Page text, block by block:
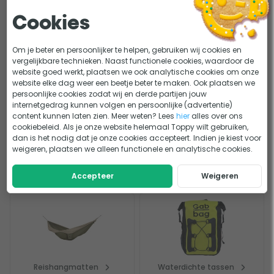
aan allebei de zijkanten een opening voor een waterfles,
zodat je altijd even een slokje water neemt. Daarnaast zijn
de heupbanden voorzien van zakjes waar je kleine spullen
in kwijt kan zoals je telefoon, zonnebrand, lippenbalsem en
kleingeld. Handig!
Volgorde van aantrekken
De Osprey Rook rugzak heeft heel veel bandjes. Met de
compressiebanden krijg je allereerst alle lege plekken weg
en maak je de rugzak eenvoudig stabiel en passend.
Daarnaast zijn er ook nog andere bandjes. Maar hoe trek je
deze op de goede manier aan? Maak als eerst de
heupband dicht en trek ‘m aan. Daarna trek je je
schouderband en de loadlifter aan. Doordat je de rugzak in
deze volgorde aantrekt, voel je de rugzak vooral op je
heupen en minder op je schouders. Laat het avontuur
Bekijk alle specificaties
Handleiding en documenten
Handleiding Osprey Rook/Renn rugzakserie
Lastig kiezen?
ADVIES Wat je moet weten over een waterdichte rugzak
Dit bekeken anderen
Reishangmatten Waterdichte tassen
Cookies
Om je beter en persoonlijker te helpen, gebruiken wij cookies en
vergelijkbare technieken. Naast functionele cookies, waardoor de
website goed werkt, plaatsen we ook analytische cookies om onze
website elke dag weer een beetje beter te maken. Ook plaatsen we
persoonlijke cookies zodat wij en derde partijen jouw
internetgedrag kunnen volgen en persoonlijke (advertentie)
content kunnen laten zien. Meer weten? Leeshier alles over ons
cookiebeleid. Als je onze website helemaal Toppy wilt gebruiken,
dan is het nodig dat je onze cookies accepteert. Indien je kiest voor
weigeren, plaatsen we alleen functionele en analytische cookies.
Accepteer Weigeren